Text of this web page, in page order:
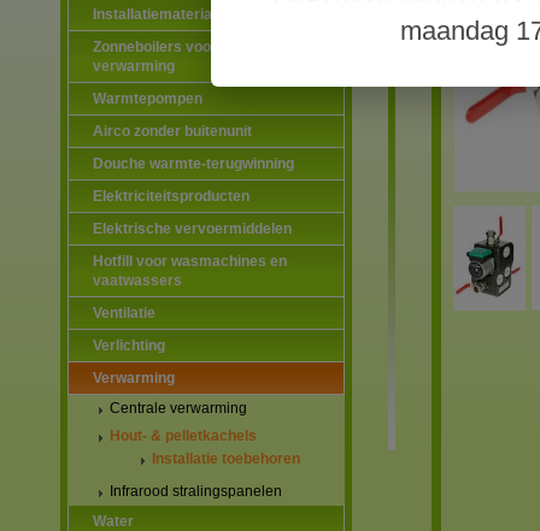
Installatiematerialen
Zonneboilers voor warmtapwater en
verwarming
Warmtepompen
Airco zonder buitenunit
Douche warmte-terugwinning
Elektriciteitsproducten
Elektrische vervoermiddelen
Hotfill voor wasmachines en
vaatwassers
Ventilatie
Verlichting
Verwarming
Centrale verwarming
Hout- & pelletkachels
Installatie toebehoren
Infrarood stralingspanelen
Water
maandag